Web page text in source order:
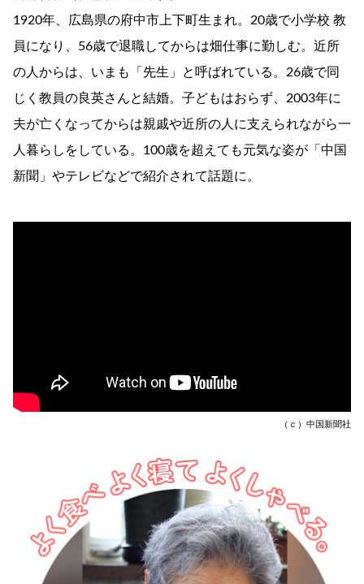
1920年、広島県の府中市上下町生まれ。20歳で小学校 教
員になり、56歳で退職してからは畑仕事に勤しむ。近所
の人からは、いまも「先生」と呼ばれている。26歳で同
じく教員の良英さんと結婚。子どもはおらず、2003年に
夫が亡くなってからは親戚や近所の人に支えられながら一
人暮らしをしている。100歳を超えても元気な姿が「中国
新聞」やテレビなどで紹介されて話題に。
（ｃ）中国新聞社